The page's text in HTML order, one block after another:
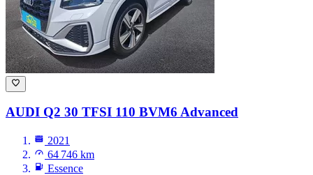
AUDI Q2 30 TFSI 110 BVM6 Advanced
2021
64 746 km
Essence